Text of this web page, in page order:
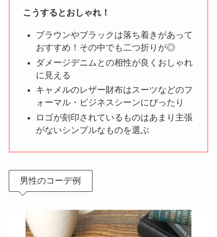
こうするとおしゃれ！
ブラウンやブラックは落ち着きがあって
おすすめ！その中でも二つ折りが◎
ダメージデニムとの相性が良くおしゃれ
に見える
キャメルのレザー財布はスーツなどのフ
ォーマル・ビジネスシーンにぴったり
ロゴが刻印されているものはあまり主張
がないシンプルなものを選ぶ
男性のコーデ例